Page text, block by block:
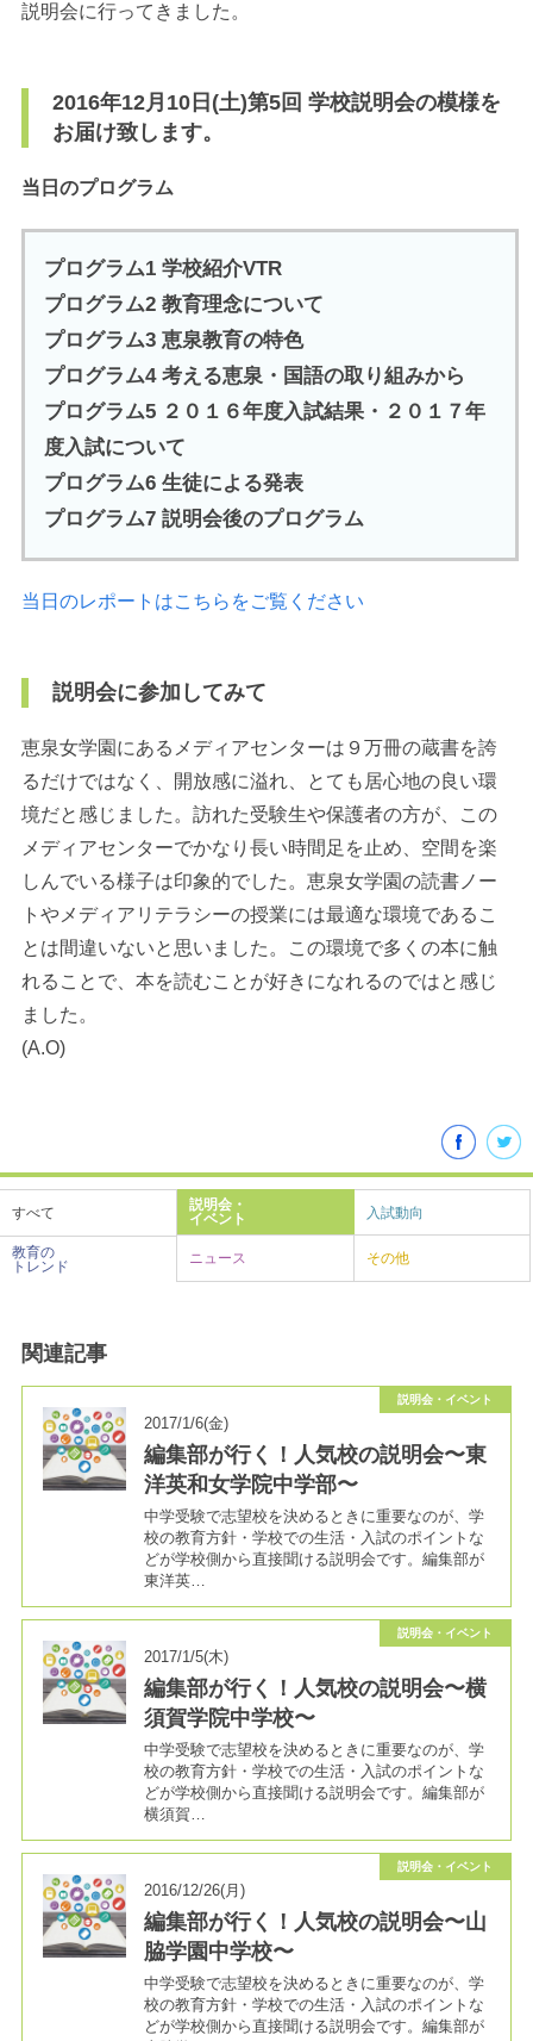
説明会に行ってきました。
2016年12月10日(土)第5回 学校説明会の模様を
お届け致します。
当日のプログラム
プログラム1 学校紹介VTR
プログラム2 教育理念について
プログラム3 恵泉教育の特色
プログラム4 考える恵泉・国語の取り組みから
プログラム5 ２０１６年度入試結果・２０１７年
度入試について
プログラム6 生徒による発表
プログラム7 説明会後のプログラム
当日のレポートはこちらをご覧ください
説明会に参加してみて
恵泉女学園にあるメディアセンターは９万冊の蔵書を誇
るだけではなく、開放感に溢れ、とても居心地の良い環
境だと感じました。訪れた受験生や保護者の方が、この
メディアセンターでかなり長い時間足を止め、空間を楽
しんでいる様子は印象的でした。恵泉女学園の読書ノー
トやメディアリテラシーの授業には最適な環境であるこ
とは間違いないと思いました。この環境で多くの本に触
れることで、本を読むことが好きになれるのではと感じ
ました。
(A.O)
すべて
説明会・
イベント
入試動向
教育の
トレンド
ニュース その他
関連記事
説明会・イベント
2017/1/6(金)
編集部が行く！人気校の説明会〜東
洋英和女学院中学部〜
中学受験で志望校を決めるときに重要なのが、学
校の教育方針・学校での生活・入試のポイントな
どが学校側から直接聞ける説明会です。編集部が
東洋英…
説明会・イベント
2017/1/5(木)
編集部が行く！人気校の説明会〜横
須賀学院中学校〜
中学受験で志望校を決めるときに重要なのが、学
校の教育方針・学校での生活・入試のポイントな
どが学校側から直接聞ける説明会です。編集部が
横須賀…
説明会・イベント
2016/12/26(月)
編集部が行く！人気校の説明会〜山
脇学園中学校〜
中学受験で志望校を決めるときに重要なのが、学
校の教育方針・学校での生活・入試のポイントな
どが学校側から直接聞ける説明会です。編集部が